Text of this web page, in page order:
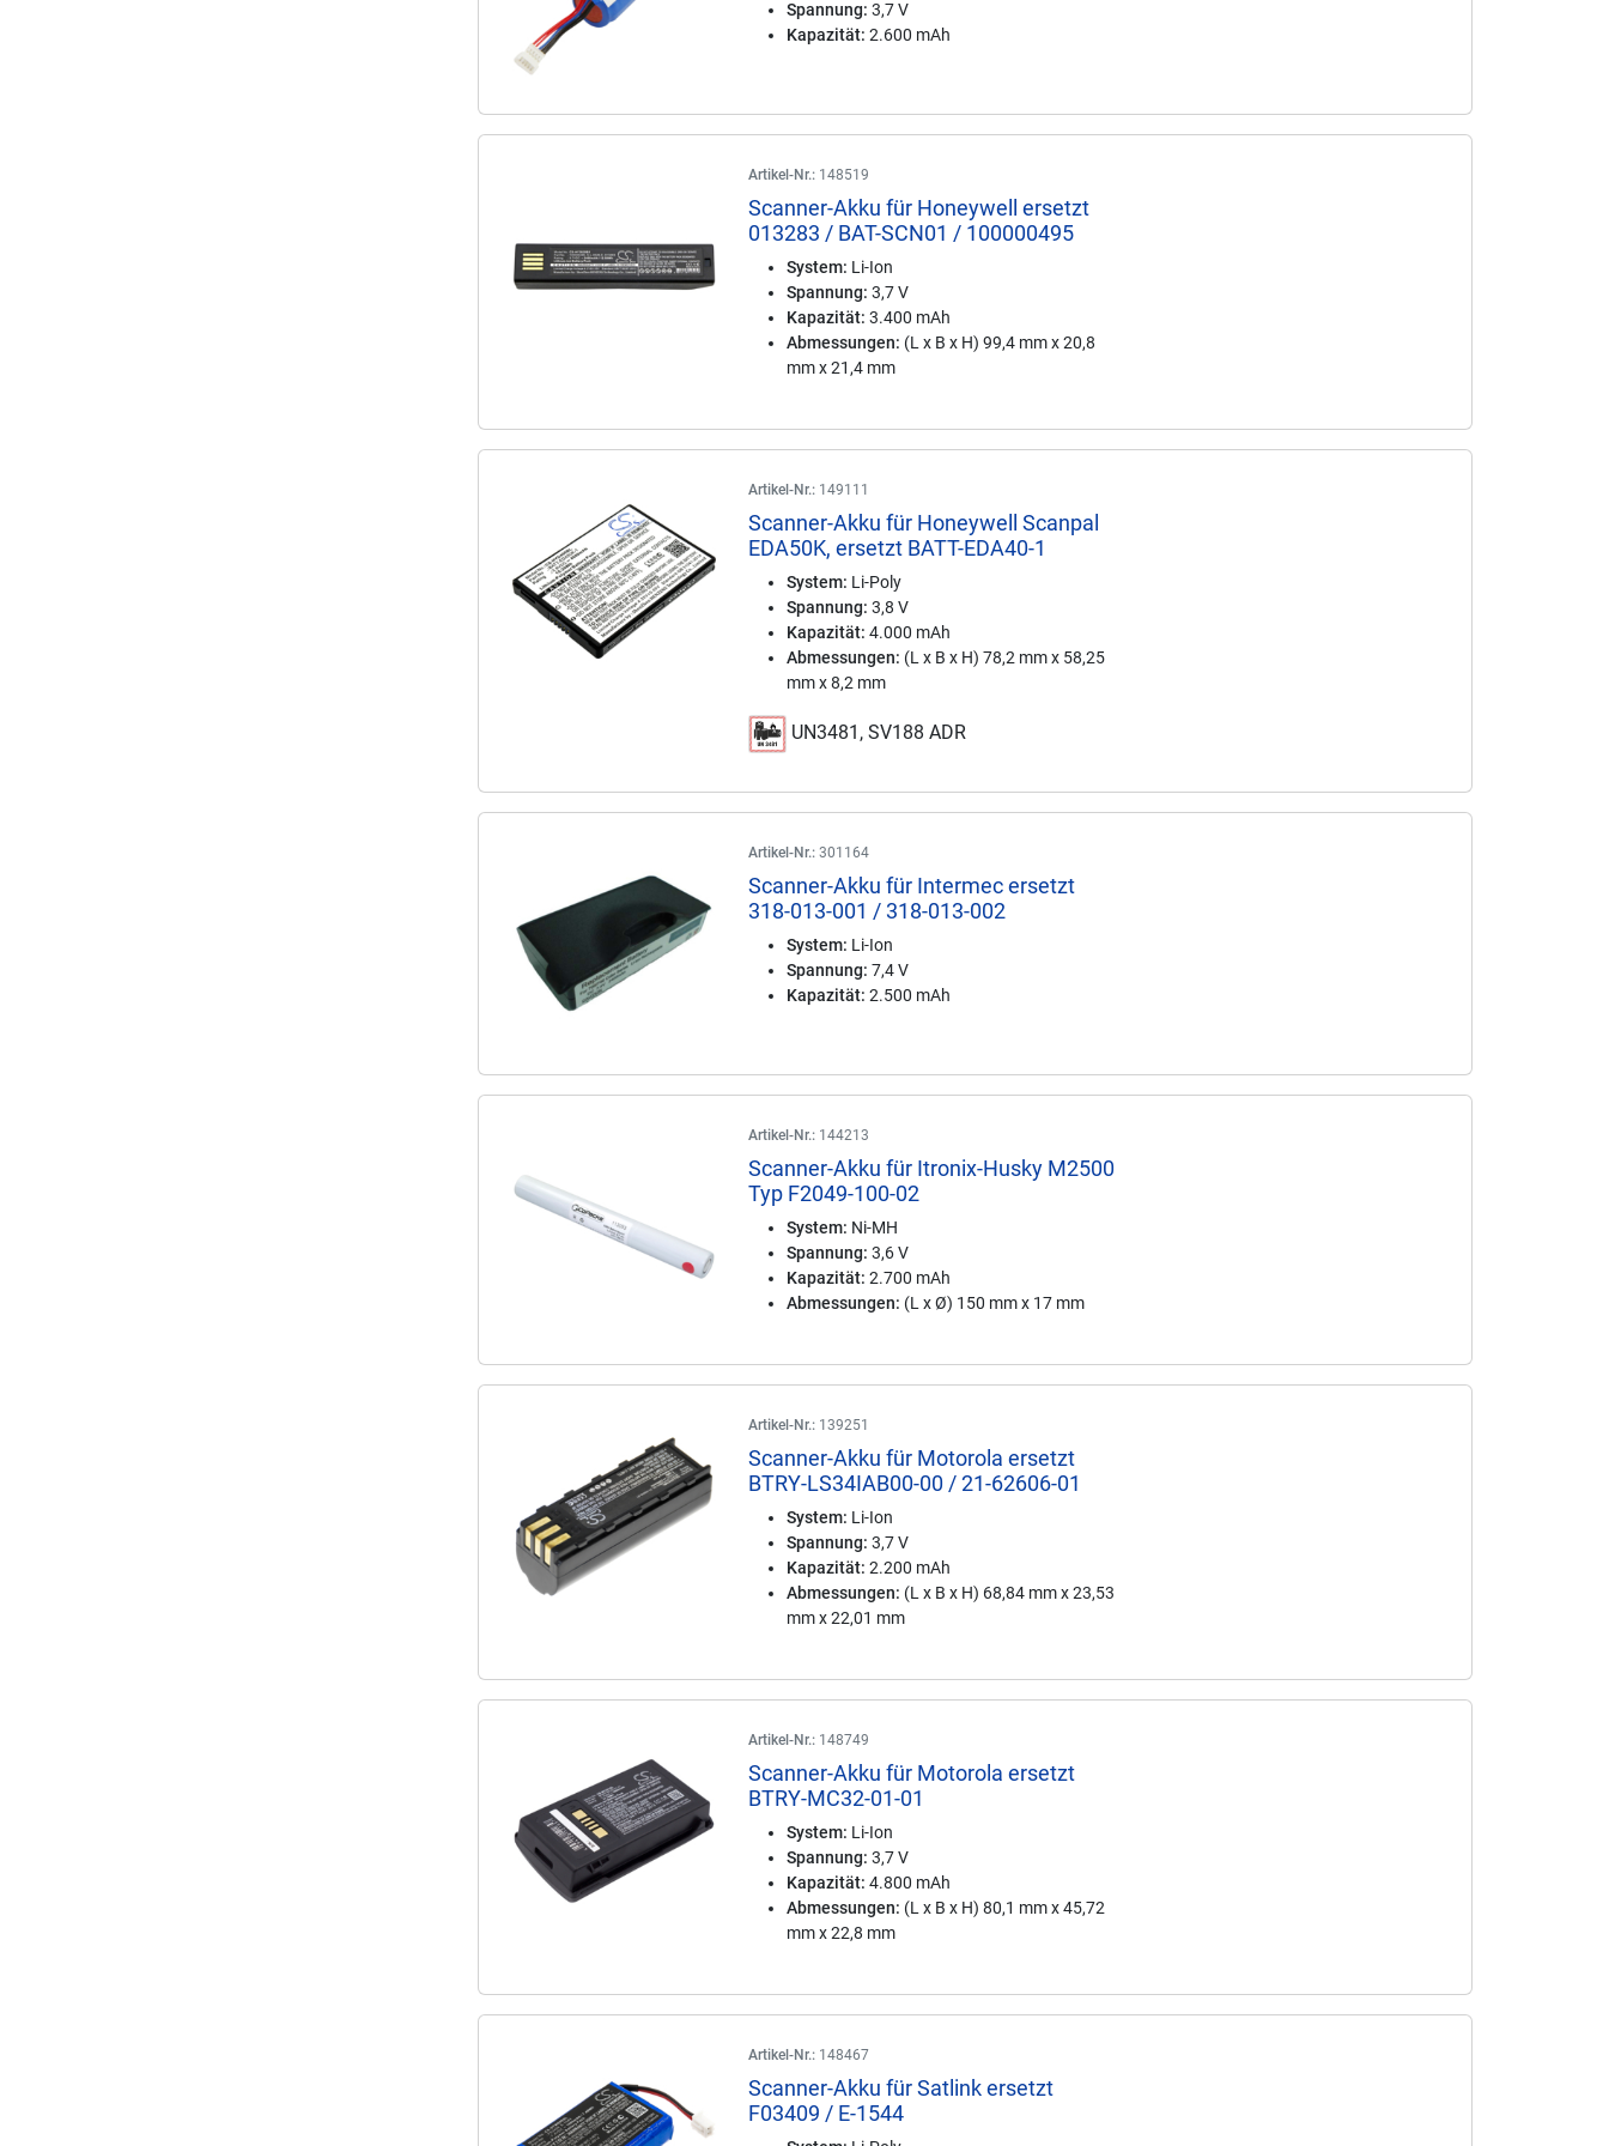
Spannung: 3,7 V
Kapazität: 2.600 mAh
Artikel-Nr.: 148519
Scanner-Akku für Honeywell ersetzt
013283 / BAT-SCN01 / 100000495
System: Li-Ion
Spannung: 3,7 V
Kapazität: 3.400 mAh
Abmessungen: (L x B x H) 99,4 mm x 20,8
mm x 21,4 mm
Artikel-Nr.: 149111
Scanner-Akku für Honeywell Scanpal
EDA50K, ersetzt BATT-EDA40-1
System: Li-Poly
Spannung: 3,8 V
Kapazität: 4.000 mAh
Abmessungen: (L x B x H) 78,2 mm x 58,25
mm x 8,2 mm
UN3481, SV188 ADR
Artikel-Nr.: 301164
Scanner-Akku für Intermec ersetzt
318-013-001 / 318-013-002
System: Li-Ion
Spannung: 7,4 V
Kapazität: 2.500 mAh
Artikel-Nr.: 144213
Scanner-Akku für Itronix-Husky M2500
Typ F2049-100-02
System: Ni-MH
Spannung: 3,6 V
Kapazität: 2.700 mAh
Abmessungen: (L x Ø) 150 mm x 17 mm
Artikel-Nr.: 139251
Scanner-Akku für Motorola ersetzt
BTRY-LS34IAB00-00 / 21-62606-01
System: Li-Ion
Spannung: 3,7 V
Kapazität: 2.200 mAh
Abmessungen: (L x B x H) 68,84 mm x 23,53
mm x 22,01 mm
Artikel-Nr.: 148749
Scanner-Akku für Motorola ersetzt
BTRY-MC32-01-01
System: Li-Ion
Spannung: 3,7 V
Kapazität: 4.800 mAh
Abmessungen: (L x B x H) 80,1 mm x 45,72
mm x 22,8 mm
Artikel-Nr.: 148467
Scanner-Akku für Satlink ersetzt
F03409 / E-1544